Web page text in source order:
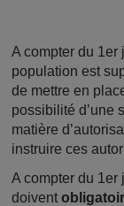
A compter du 1er
population est
de mettre en
possibilité d’une
matière
instruire ces
A compter du 1er
doivent